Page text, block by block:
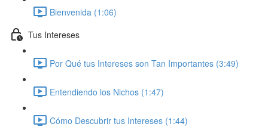
Bienvenida (1:06)
Tus Intereses
Por Qué tus Intereses son Tan Importantes (3:49)
Entendiendo los Nichos (1:47)
Cómo Descubrir tus Intereses (1:44)